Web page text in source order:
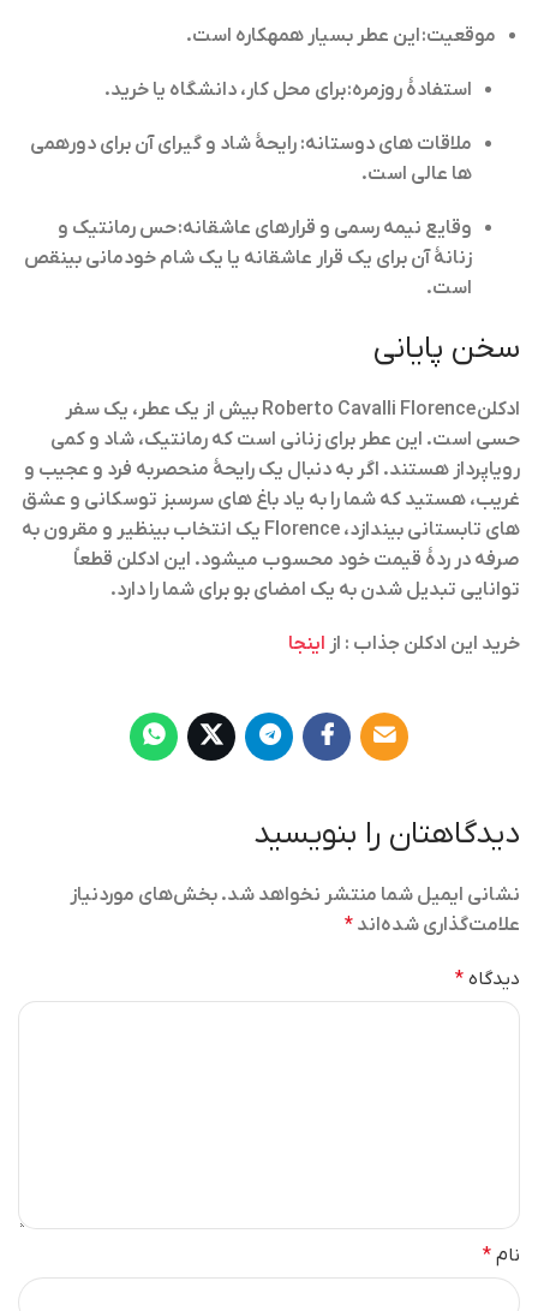
موقعیت:این عطر بسیار همهکاره است.
استفادهٔ روزمره:برای محل کار، دانشگاه یا خرید.
ملاقات های دوستانه: رایحهٔ شاد و گیرای آن برای دورهمی
ها عالی است.
وقایع نیمه رسمی و قرارهای عاشقانه:حس رمانتیک و
زنانهٔ آن برای یک قرار عاشقانه یا یک شام خودمانی بینقص
است.
سخن پایانی
ادکلنRoberto Cavalli Florence بیش از یک عطر، یک سفر
حسى است. این عطر برای زنانی است که رمانتیک، شاد و کمی
رویاپرداز هستند. اگر به دنبال یک رایحهٔ منحصربه فرد و عجیب و
غریب، هستید که شما را به یاد باغ های سرسبز توسکانی و عشق
های تابستانی بیندازد، Florence یک انتخاب بینظیر و مقرون به
صرفه در ردهٔ قیمت خود محسوب میشود. این ادکلن قطعاً
توانایی تبدیل شدن به یک امضای بو برای شما را دارد.
خرید این ادکلن جذاب : از اینجا
دیدگاهتان را بنویسید
نشانی ایمیل شما منتشر نخواهد شد. بخش‌های موردنیاز
علامت‌گذاری شده‌اند *
دیدگاه *
نام *